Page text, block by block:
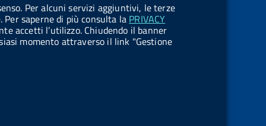
Per alcuni servizi aggiuntivi, le terze
saperne di più consulta la PRIVACY
accetti l’utilizzo. Chiudendo il banner
momento attraverso il link "Gestione
b
o
e
d
l
.
s
k
u
b
l
.
e
d
cookie